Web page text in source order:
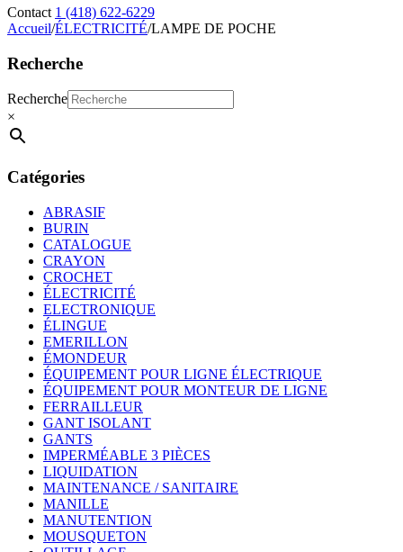
Contact 1 (418) 622-6229
Accueil/ÉLECTRICITÉ/LAMPE DE POCHE
Recherche
Recherche
×
Catégories
ABRASIF
BURIN
CATALOGUE
CRAYON
CROCHET
ÉLECTRICITÉ
ELECTRONIQUE
ÉLINGUE
EMERILLON
ÉMONDEUR
ÉQUIPEMENT POUR LIGNE ÉLECTRIQUE
ÉQUIPEMENT POUR MONTEUR DE LIGNE
FERRAILLEUR
GANT ISOLANT
GANTS
IMPERMÉABLE 3 PIÈCES
LIQUIDATION
MAINTENANCE / SANITAIRE
MANILLE
MANUTENTION
MOUSQUETON